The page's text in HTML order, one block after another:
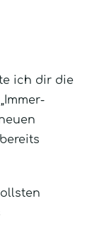
ich dir die